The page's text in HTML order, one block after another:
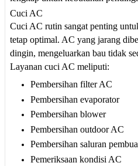
Cuci AC
Cuci AC rutin sangat penting
tetap optimal. AC yang jarang
dingin, mengeluarkan bau tidak
Layanan cuci AC meliputi:
Pembersihan filter AC
Pembersihan evaporator
Pembersihan blower
Pembersihan outdoor AC
Pembersihan saluran
Pemeriksaan kondisi AC